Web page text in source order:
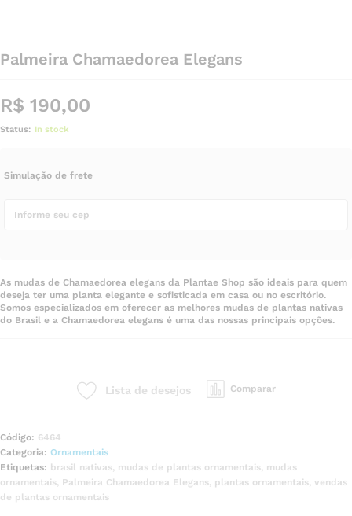
Palmeira Chamaedorea Elegans
R$ 190,00
Status: In stock
Simulação de frete
As mudas de Chamaedorea elegans da Plantae Shop são ideais para quem
deseja ter uma planta elegante e sofisticada em casa ou no escritório.
Somos especializados em oferecer as melhores mudas de plantas nativas
do Brasil e a Chamaedorea elegans é uma das nossas principais opções.
Lista de desejos Comparar
Código: 6464
Categoria: Ornamentais
Etiquetas: brasil nativas, mudas de plantas ornamentais, mudas
ornamentais, Palmeira Chamaedorea Elegans, plantas ornamentais, vendas
de plantas ornamentais